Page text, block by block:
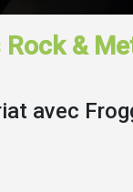
Rock &
avec